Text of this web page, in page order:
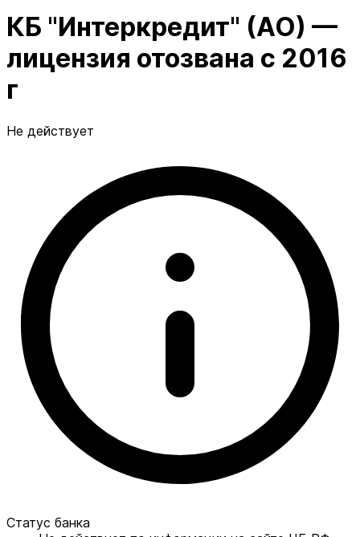
КБ "Интеркредит" (АО) —
лицензия отозвана с 2016
г
Не действует
Статус банка